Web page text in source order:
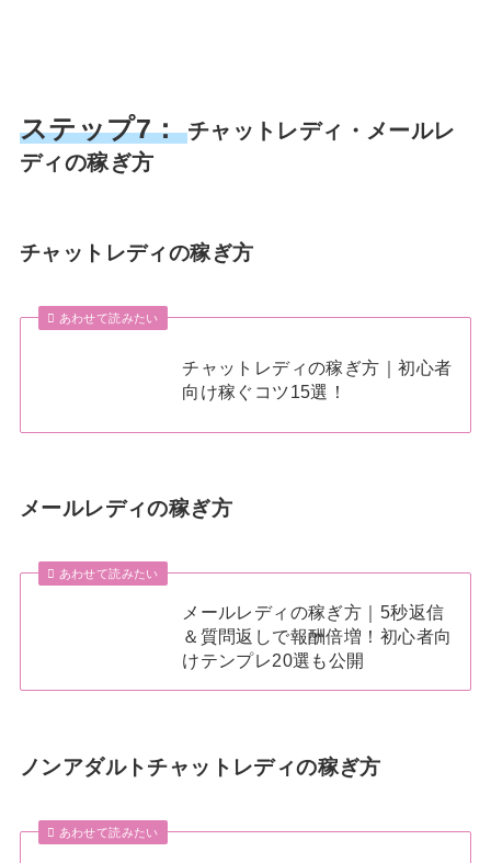
ステップ7： チャットレディ・メールレ
ディの稼ぎ方
チャットレディの稼ぎ方
あわせて読みたい
チャットレディの稼ぎ方｜初心者
向け稼ぐコツ15選！
メールレディの稼ぎ方
あわせて読みたい
メールレディの稼ぎ方｜5秒返信
＆質問返しで報酬倍増！初心者向
けテンプレ20選も公開
ノンアダルトチャットレディの稼ぎ方
あわせて読みたい